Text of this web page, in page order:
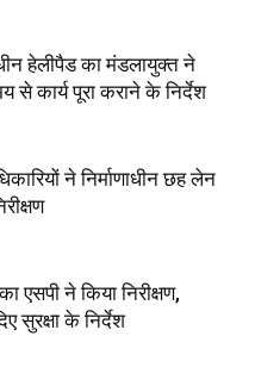
हेलीपैड का मंडलायुक्त ने
से कार्य पूरा कराने के निर्देश
ने निर्माणाधीन छह लेन
एसपी ने किया निरीक्षण,
सुरक्षा के निर्देश